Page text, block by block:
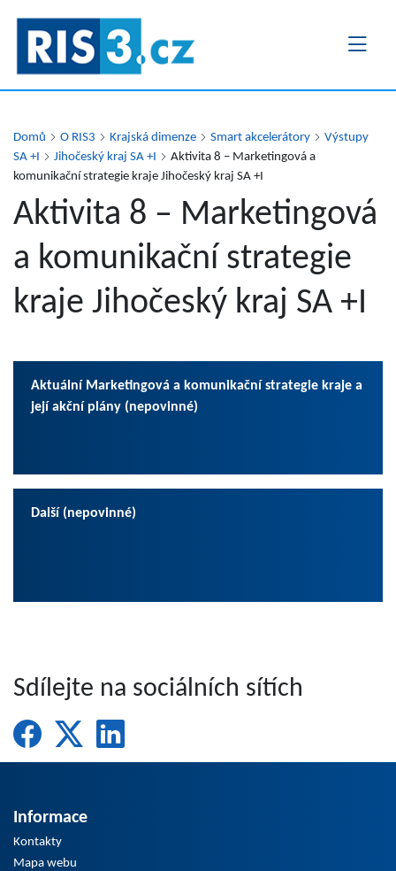
hlavnímu
obsahu
Domů O RIS3 Krajská dimenze Smart akcelerátory
Výstupy
SA +I
Jihočeský kraj SA +I
Aktivita 8 – Marketingová a
komunikační strategie kraje Jihočeský kraj SA +I
Aktivita 8 – Marketingová
a komunikační strategie
kraje Jihočeský kraj SA +I
Aktuální Marketingová a komunikační strategie kraje a
její akční plány (nepovinné)
Další (nepovinné)
Sdílejte na sociálních sítích
Informace
Kontakty
Mapa webu